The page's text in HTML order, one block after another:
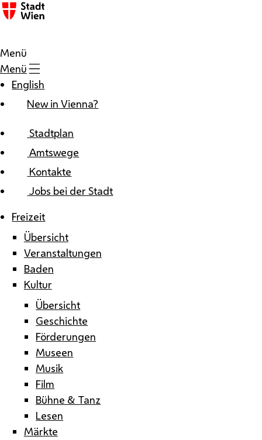
Zum Inhalt
Menü
Menü
English
New in Vienna?
Stadtplan
Amtswege
Kontakte
Jobs bei der Stadt
Freizeit
Übersicht
Veranstaltungen
Baden
Kultur
Übersicht
Geschichte
Förderungen
Museen
Musik
Film
Bühne & Tanz
Lesen
Märkte